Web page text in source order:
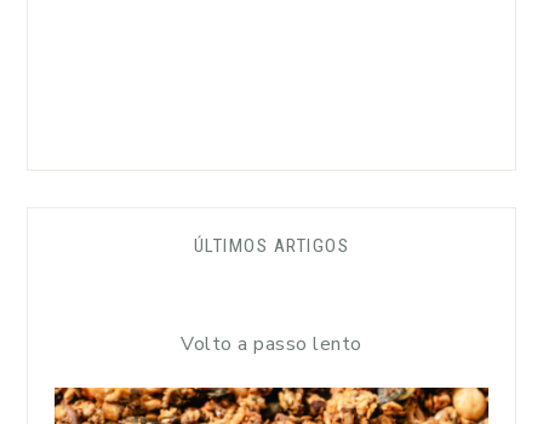
ÚLTIMOS ARTIGOS
Volto a passo lento